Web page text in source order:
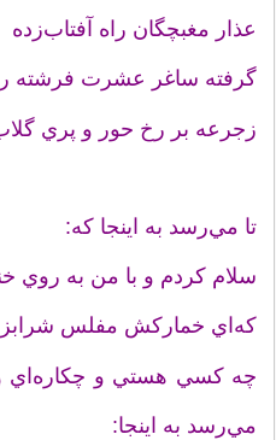
عذار مغبچگان راه آفتاب‌زده
گرفته ساغر عشرت فرشته
زجرعه بر رخ حور و پري
تا مي‌رسد به اينجا که:
سلام کردم و با من به روي
که‌اي خمارکش مفلس
چه کسي هستي و چکاره‌اي
مي‌رسد به اينجا: